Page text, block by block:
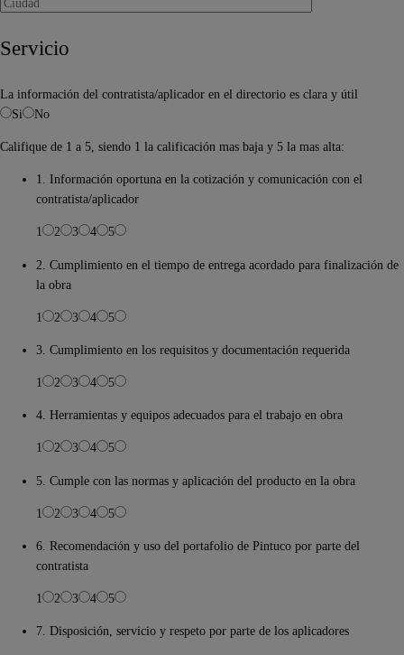
Servicio
La información del contratista/aplicador en el directorio es clara y útil
Si
No
Califique de 1 a 5, siendo 1 la calificación mas baja y 5 la mas alta:
1. Información oportuna en la cotización y comunicación con el
contratista/aplicador
1 2 3 4 5
2. Cumplimiento en el tiempo de entrega acordado para finalización de
la obra
1 2 3 4 5
3. Cumplimiento en los requisitos y documentación requerida
1 2 3 4 5
4. Herramientas y equipos adecuados para el trabajo en obra
1 2 3 4 5
5. Cumple con las normas y aplicación del producto en la obra
1 2 3 4 5
6. Recomendación y uso del portafolio de Pintuco por parte del
contratista
1 2 3 4 5
7. Disposición, servicio y respeto por parte de los aplicadores